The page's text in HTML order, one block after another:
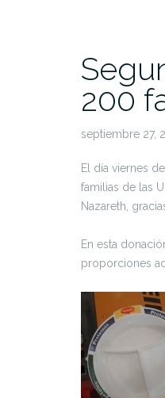
200
septiembre 27,
El día viernes
familias de las
Nazareth,
En esta
proporciones